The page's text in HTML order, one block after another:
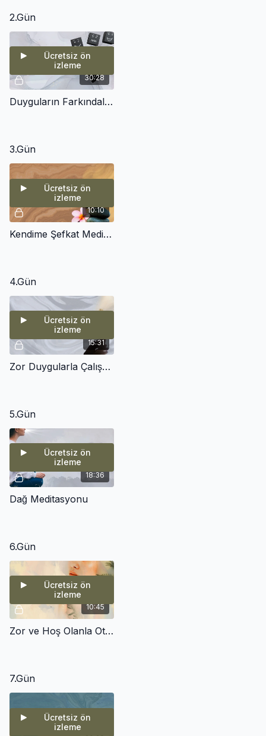
2.Gün
30:28
Ücretsiz ön
izleme
Duyguların Farkındalığı Meditasyonu
3.Gün
10:10
Ücretsiz ön
izleme
Kendime Şefkat Meditasyonu
4.Gün
15:31
Ücretsiz ön
izleme
Zor Duygularla Çalışmak
5.Gün
18:36
Ücretsiz ön
izleme
Dağ Meditasyonu
6.Gün
10:45
Ücretsiz ön
izleme
Zor ve Hoş Olanla Oturma Meditasyonu
7.Gün
Ücretsiz ön
izleme